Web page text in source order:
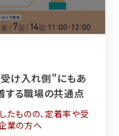
け入れ側"にもあ
する職場の共通点
たものの、定着率や受
業の方へ